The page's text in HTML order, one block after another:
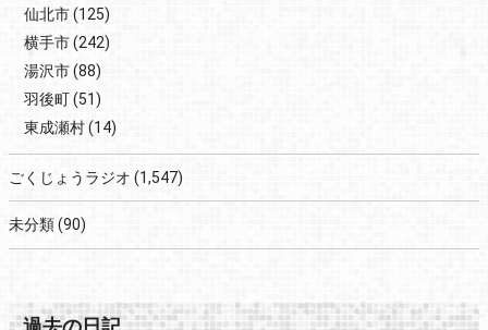
仙北市(125)
横手市(242)
湯沢市(88)
羽後町(51)
東成瀬村(14)
ごくじょうラジオ (1,547)
未分類(90)